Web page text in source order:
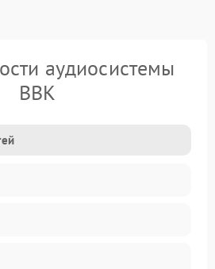
аудиосистемы
BBK